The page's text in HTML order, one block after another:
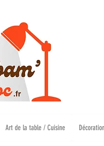
Art de la table / Cuisine